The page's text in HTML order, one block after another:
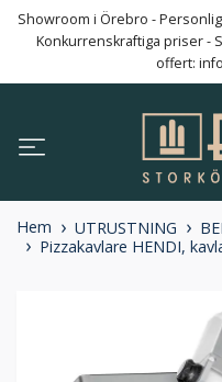
Showroom i Örebro -
Konkurrenskraftiga priser -
offert:
Hem UTRUSTNING
Pizzakavlare HENDI,